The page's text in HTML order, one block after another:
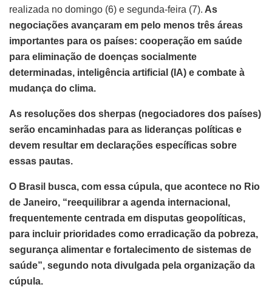
realizada no domingo (6) e segunda-feira (7). As
negociações avançaram em pelo menos três áreas
importantes para os países: cooperação em saúde
para eliminação de doenças socialmente
determinadas, inteligência artificial (IA) e combate à
mudança do clima.
As resoluções dos sherpas (negociadores dos países)
serão encaminhadas para as lideranças políticas e
devem resultar em declarações específicas sobre
essas pautas.
O Brasil busca, com essa cúpula, que acontece no Rio
de Janeiro, “reequilibrar a agenda internacional,
frequentemente centrada em disputas geopolíticas,
para incluir prioridades como erradicação da pobreza,
segurança alimentar e fortalecimento de sistemas de
saúde”, segundo nota divulgada pela organização da
cúpula.